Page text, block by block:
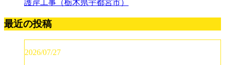
護岸工事（栃木県宇都宮市）
最近の投稿
2026/07/27